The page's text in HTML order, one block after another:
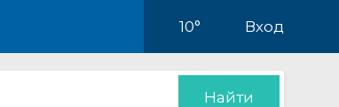
10° Вход
Найти